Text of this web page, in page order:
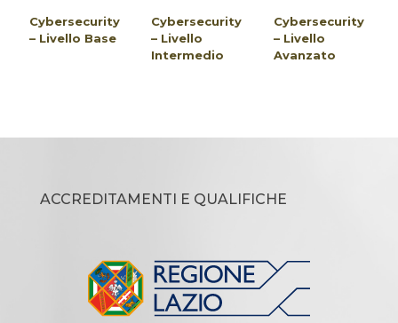
Cybersecurity
– Livello Base
Cybersecurity
– Livello
Intermedio
Cybersecurity
– Livello
Avanzato
ACCREDITAMENTI E QUALIFICHE